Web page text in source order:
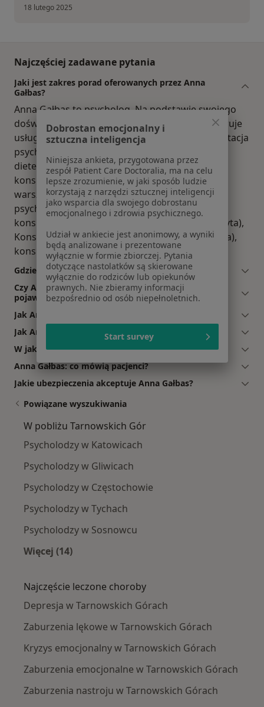
18 lutego 2025
Najczęściej zadawane pytania
Jaki jest zakres porad oferowanych przez Anna
Gałbas?
Anna Gałbas to psycholog. Na podstawie swojego
doświadczenia i wykształcenia Anna Gałbas oferuje
usługi takie jak: badania psychologiczne, konsultacja
psychologiczna (pierwsza wizyta), poradnictwo
dietetyczne, konsultacja psychologiczna dzieci,
konsultacja psychologiczna (kolejna wizyta),
warsztaty psychologiczne, konsultacja
psychologiczna dla par (pierwsza wizyta),
konsultacja psychologiczna dla par (kolejna wizyta),
Konsultacja rodzica z dzieckiem (pierwsza wizyta),
konsultacja online.
Gdzie Anna Gałbas ma swój gabinet?
Czy Anna Gałbas przyjmuje online, bez konieczności
pojawiania się w placówce?
Jak Anna Gałbas akceptuje płatności po wizycie?
Jak Anna Gałbas umawia wizyty?
W jakich godzinach przyjmuje Anna Gałbas?
Anna Gałbas: co mówią pacjenci?
Jakie ubezpieczenia akceptuje Anna Gałbas?
Powiązane wyszukiwania
W pobliżu Tarnowskich Gór
Psycholodzy w Katowicach
Psycholodzy w Gliwicach
Psycholodzy w Częstochowie
Psycholodzy w Tychach
Psycholodzy w Sosnowcu
Więcej (14)
Najczęście leczone choroby
Depresja w Tarnowskich Górach
Zaburzenia lękowe w Tarnowskich Górach
Kryzys emocjonalny w Tarnowskich Górach
Zaburzenia emocjonalne w Tarnowskich Górach
Zaburzenia nastroju w Tarnowskich Górach
Dobrostan emocjonalny i
sztuczna inteligencja
Niniejsza ankieta, przygotowana przez
zespół Patient Care Doctoralia, ma na celu
lepsze zrozumienie, w jaki sposób ludzie
korzystają z narzędzi sztucznej inteligencji
jako wsparcia dla swojego dobrostanu
emocjonalnego i zdrowia psychicznego.
Udział w ankiecie jest anonimowy, a wyniki
będą analizowane i prezentowane
wyłącznie w formie zbiorczej. Pytania
dotyczące nastolatków są skierowane
wyłącznie do rodziców lub opiekunów
prawnych. Nie zbieramy informacji
bezpośrednio od osób niepełnoletnich.
Start survey